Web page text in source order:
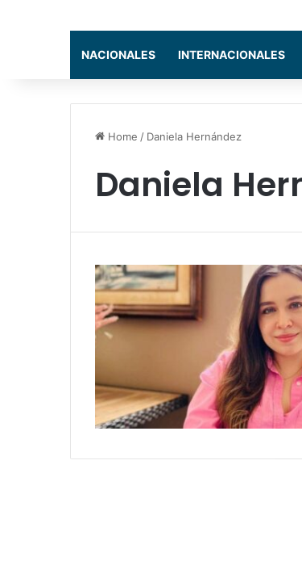
NACIONALES INTERNACIONALES
Home / Daniela Hernández
Daniela